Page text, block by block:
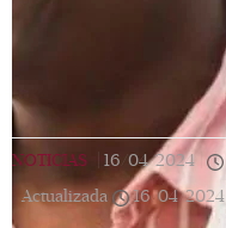
NOTICIAS 16/04/2024 |
Actualizada
16/04/2024